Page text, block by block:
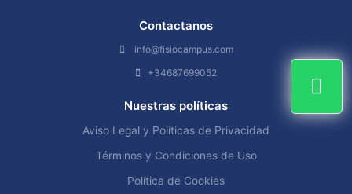
Contactanos
info@fisiocampus.com
+34687699052
Nuestras políticas
Aviso Legal y Políticas de Privacidad
Términos y Condiciones de Uso
Política de Cookies